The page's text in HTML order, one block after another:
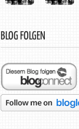
BLOG FOLGEN